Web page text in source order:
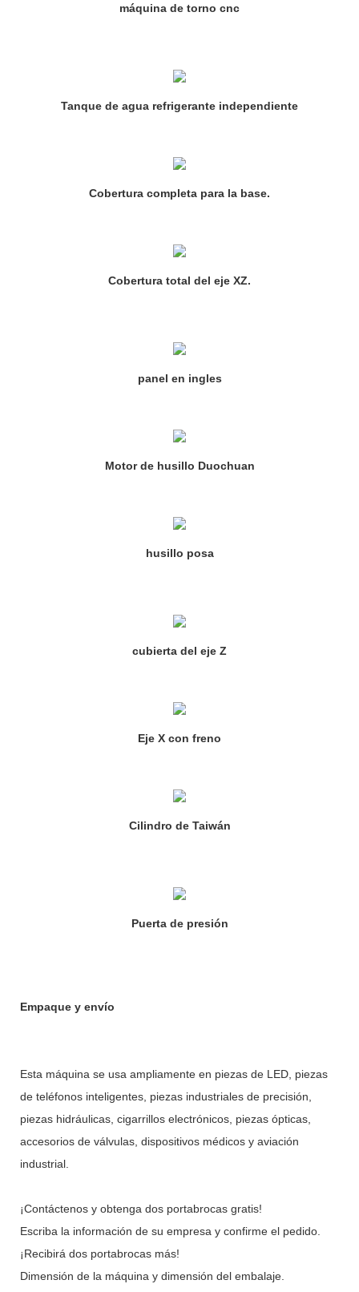
máquina de torno cnc
Tanque de agua refrigerante independiente
Cobertura completa para la base.
Cobertura total del eje XZ.
panel en ingles
Motor de husillo Duochuan
husillo posa
cubierta del eje Z
Eje X con freno
Cilindro de Taiwán
Puerta de presión
Empaque y envío
Esta máquina se usa ampliamente en piezas de LED, piezas
de teléfonos inteligentes, piezas industriales de precisión,
piezas hidráulicas, cigarrillos electrónicos, piezas ópticas,
accesorios de válvulas, dispositivos médicos y aviación
industrial.
¡Contáctenos y obtenga dos portabrocas gratis!
Escriba la información de su empresa y confirme el pedido.
¡Recibirá dos portabrocas más!
Dimensión de la máquina y dimensión del embalaje.